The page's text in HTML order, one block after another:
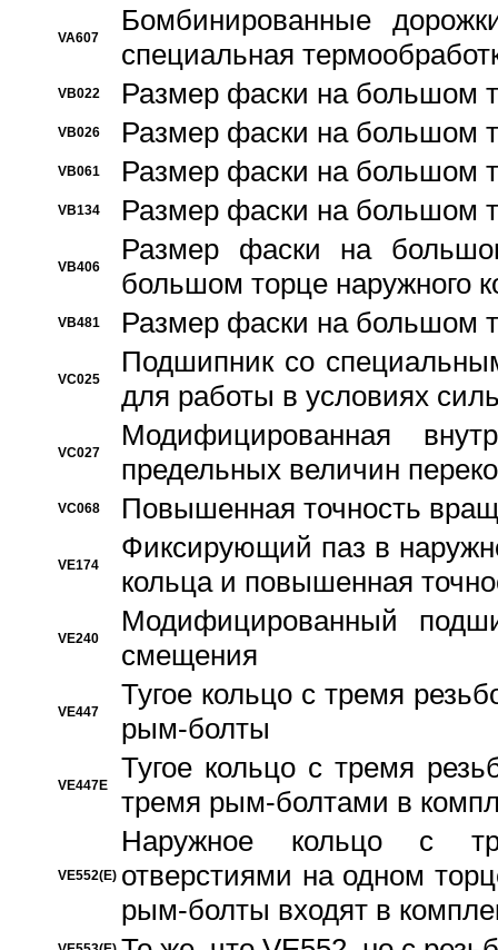
VA607
Бомбинированные
специальная
VB022 Размер фаски на большом
VB026 Размер фаски на большом
VB061 Размер фаски на большом
VB134 Размер фаски на большом
VB406
Размер фаски на
большом торце наружного
VB481 Размер фаски на большом
VC025
Подшипник со
для работы в условиях
VC027
Модифицированная
предельных величин
VC068 Повышенная точность
VE174
Фиксирующий паз в
кольца и повышенная
VE240
Модифицированный
смещения
VE447
Тугое кольцо с тремя
рым-болты
VE447E
Тугое кольцо с тремя
тремя рым-болтами в
VE552(E)
Наружное кольцо с
отверстиями на одном
рым-болты входят в